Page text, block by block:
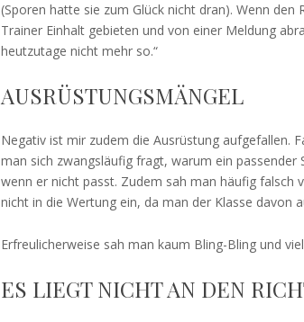
(Sporen hatte sie zum Glück nicht dran). Wenn
Trainer Einhalt gebieten und von einer Meldung
heutzutage nicht mehr so.“
AUSRÜSTUNGSMÄNGEL
Negativ ist mir zudem die Ausrüstung aufgefallen.
man sich zwangsläufig fragt, warum ein
wenn er nicht passt. Zudem sah man häufig falsch
nicht in die Wertung ein, da man der Klasse davon
Erfreulicherweise sah man kaum Bling-Bling und
ES LIEGT NICHT AN DEN